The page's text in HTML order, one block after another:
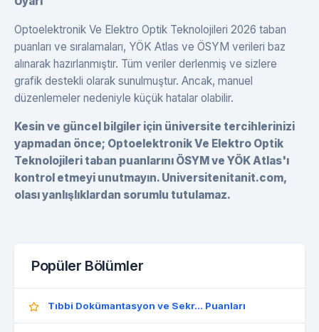
Optoelektronik Ve Elektro Optik Teknolojileri 2026 taban
puanları ve sıralamaları, YÖK Atlas ve ÖSYM verileri baz
alınarak hazırlanmıştır. Tüm veriler derlenmiş ve sizlere
grafik destekli olarak sunulmuştur. Ancak, manuel
düzenlemeler nedeniyle küçük hatalar olabilir.
Kesin ve güncel bilgiler için üniversite tercihlerinizi
yapmadan önce; Optoelektronik Ve Elektro Optik
Teknolojileri taban puanlarını ÖSYM ve YÖK Atlas'ı
kontrol etmeyi unutmayın. Universitenitanit.com,
olası yanlışlıklardan sorumlu tutulamaz.
Popüler Bölümler
Tıbbi Dokümantasyon ve Sekr... Puanları